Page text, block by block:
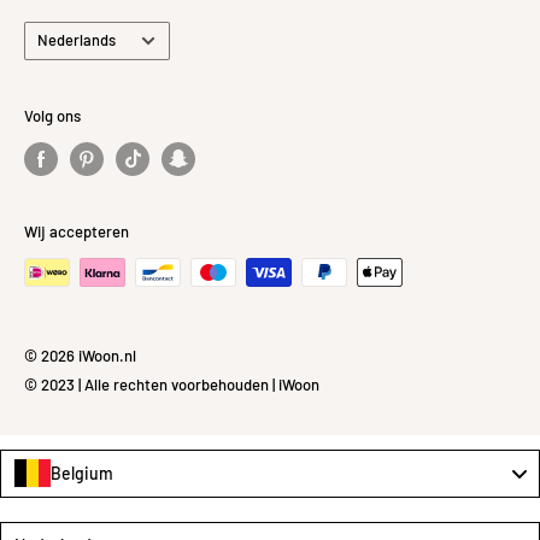
Taal
Nederlands
Volg ons
Wij accepteren
© 2026 iWoon.nl
© 2023 | Alle rechten voorbehouden | iWoon
Belgium